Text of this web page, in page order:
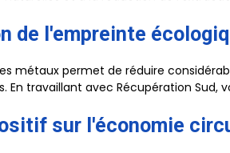
de l'empreinte
métaux permet de réduire
En travaillant avec Récupération
sur l'économie